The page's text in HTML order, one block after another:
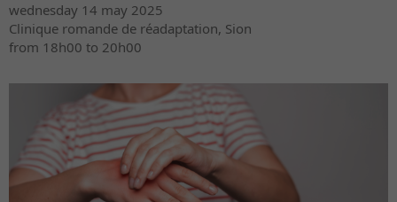
wednesday 14 may 2025
Clinique romande de réadaptation, Sion
from 18h00 to 20h00